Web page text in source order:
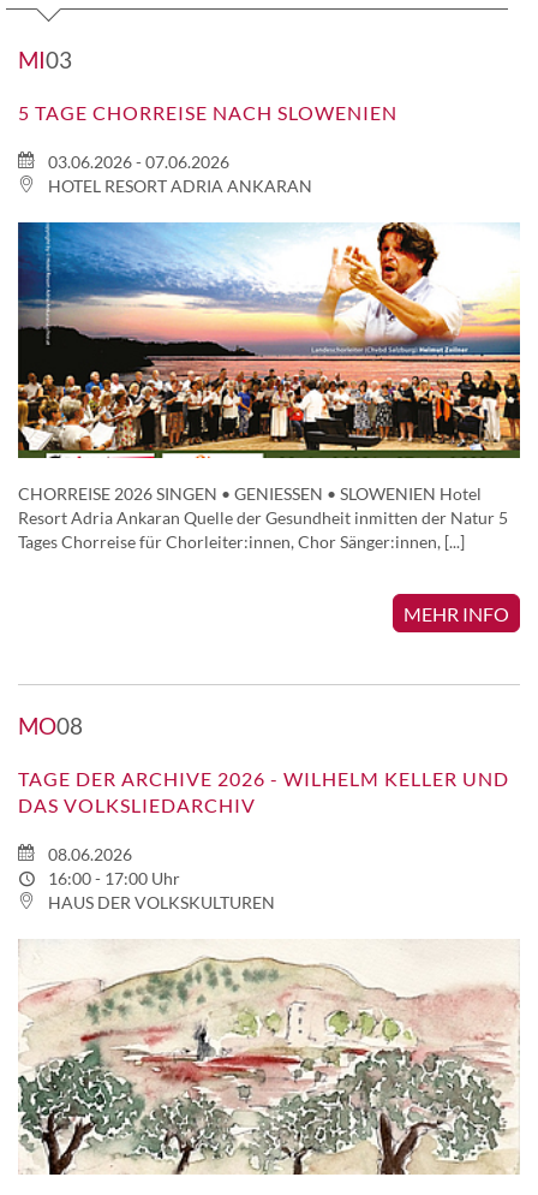
MI03
5 TAGE CHORREISE NACH SLOWENIEN
03.06.2026 - 07.06.2026
HOTEL RESORT ADRIA ANKARAN
CHORREISE 2026 SINGEN • GENIESSEN • SLOWENIEN Hotel
Resort Adria Ankaran Quelle der Gesundheit inmitten der Natur 5
Tages Chorreise für Chorleiter:innen, Chor Sänger:innen, [...]
MEHR INFO
MO08
TAGE DER ARCHIVE 2026 - WILHELM KELLER UND
DAS VOLKSLIEDARCHIV
08.06.2026
16:00 - 17:00 Uhr
HAUS DER VOLKSKULTUREN